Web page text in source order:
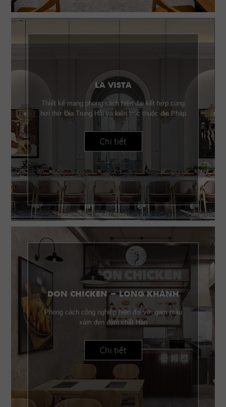
LA VISTA
Thiết kế mang phong cách hiện đại kết hợp cùng
hơi thở Địa Trung Hải và kiến trúc thuộc địa Pháp
Chi tiết
DON CHICKEN - LONG KHÁNH
Phong cách công nghiệp hiện đại với gam màu
xám đen đậm chất Hàn
Chi tiết